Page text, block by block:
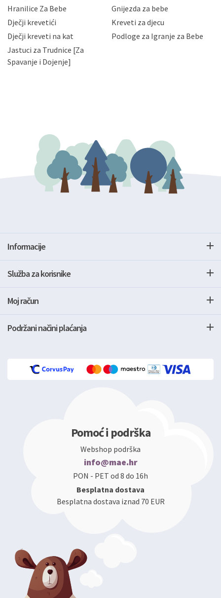
slučajevima koji su dozvoljeni zakonima. Napominjemo
da možete u svako doba, u potpunosti ili djelomice,
zatražiti prestanak aktivnosti obrade Vaših osobnih
podataka. Opoziv privole možete podnijeti poštom na
gore navedenu adresu ili e-mailom na adresu:
Hranilice Za Bebe
Gnijezda za bebe
Dječji krevetići
Kreveti za djecu
Dječji kreveti na kat
Podloge za Igranje za Bebe
Jastuci za Trudnice [Za
Spavanje i Dojenje]
Informacije
Služba za korisnike
Moj račun
Podržani načini plaćanja
Pomoć i podrška
Webshop podrška
info@mae.hr
PON - PET od 8 do 16h
Besplatna dostava
Besplatna dostava iznad 70 EUR